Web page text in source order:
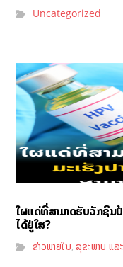
Uncategorized
ໃຜແດ່ທີ່ສາມາດຮັບວັກຊີນປ້
ໄດ້ຢູ່ໃສ?
ຂ່າວພາຍໃນ,ສຸຂະພາບ ແລ